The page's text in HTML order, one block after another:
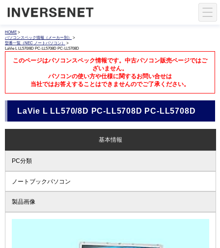
HOME >
パソコンスペック情報（メーカー別）
>
型番一覧（NEC ノートパソコン）
>
LaVie L LL570/8D PC-LL5708D PC-LL5708D
このページはパソコンスペック情報です。中古パソコン販売ページではご
ざいません。
パソコンの使い方や仕様に関するお問い合せは
当社ではお答えすることはできませんのでご了承ください。
LaVie L LL570/8D PC-LL5708D PC-LL5708D
基本情報
PC分類
ノートブックパソコン
製品画像